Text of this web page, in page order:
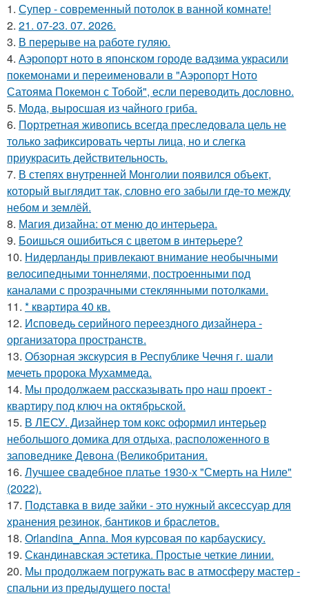
1. Супер - современный потолок в ванной комнате!
2. 21. 07-23. 07. 2026.
3. В перерыве на работе гуляю.
4. Аэропорт ното в японском городе вадзима украсили
покемонами и переименовали в "Аэропорт Ното
Сатояма Покемон с Тобой", если переводить дословно.
5. Мода, выросшая из чайного гриба.
6. Портретная живопись всегда преследовала цель не
только зафиксировать черты лица, но и слегка
приукрасить действительность.
7. В степях внутренней Монголии появился объект,
который выглядит так, словно его забыли где-то между
небом и землёй.
8. Магия дизайна: от меню до интерьера.
9. Боишься ошибиться с цветом в интерьере?
10. Нидерланды привлекают внимание необычными
велосипедными тоннелями, построенными под
каналами с прозрачными стеклянными потолками.
11. * квартира 40 кв.
12. Исповедь серийного переездного дизайнера -
организатора пространств.
13. Обзорная экскурсия в Республике Чечня г. шали
мечеть пророка Мухаммеда.
14. Мы продолжаем рассказывать про наш проект -
квартиру под ключ на октябрьской.
15. В ЛЕСУ. Дизайнер том кокс оформил интерьер
небольшого домика для отдыха, расположенного в
заповеднике Девона (Великобритания.
16. Лучшее свадебное платье 1930-х "Смерть на Ниле"
(2022).
17. Подставка в виде зайки - это нужный аксессуар для
хранения резинок, бантиков и браслетов.
18. Orlandina_Anna. Моя курсовая по карбаускису.
19. Скандинавская эстетика. Простые четкие линии.
20. Мы продолжаем погружать вас в атмосферу мастер -
спальни из предыдущего поста!